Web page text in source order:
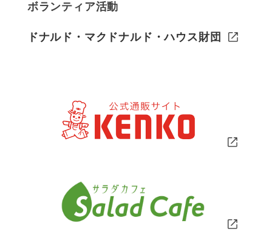
ボランティア活動
ドナルド・マクドナルド・ハウス財団